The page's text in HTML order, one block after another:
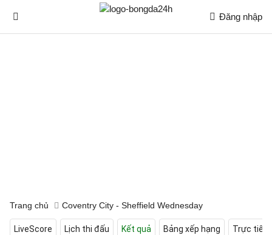
Đăng nhập
Trang chủ Coventry City - Sheffield Wednesday
LiveScore Lịch thi đấu Kết quả Bảng xếp hạng Trực tiếp